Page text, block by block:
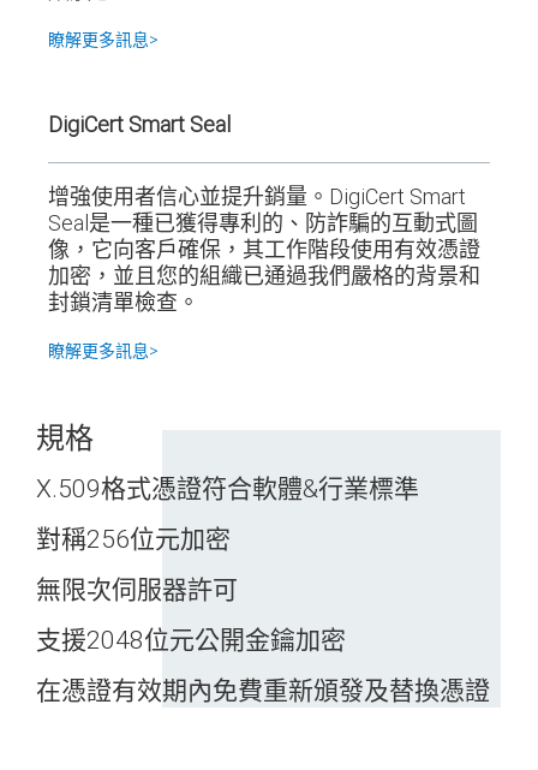
瞭解更多訊息>
DigiCert Smart Seal
增強使用者信心並提升銷量。DigiCert Smart
Seal是一種已獲得專利的、防詐騙的互動式圖
像，它向客戶確保，其工作階段使用有效憑證
加密，並且您的組織已通過我們嚴格的背景和
封鎖清單檢查。
瞭解更多訊息>
規格
X.509格式憑證符合軟體&行業標準
對稱256位元加密
無限次伺服器許可
支援2048位元公開金鑰加密
在憑證有效期內免費重新頒發及替換憑證